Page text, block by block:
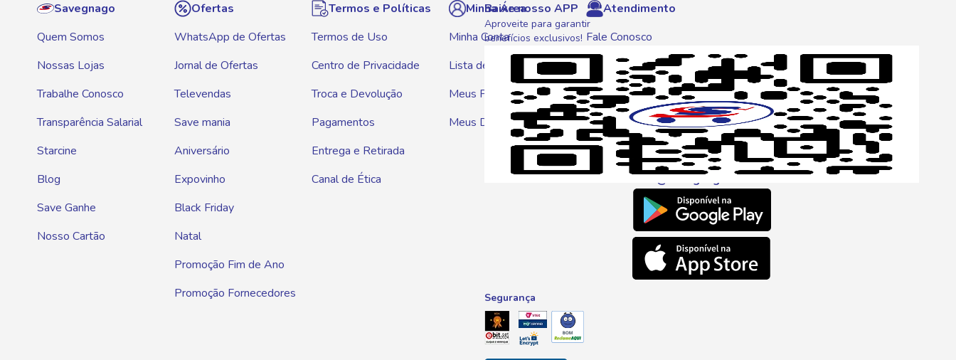
Savegnago
Quem Somos
Nossas Lojas
Trabalhe Conosco
Transparência Salarial
Starcine
Blog
Save Ganhe
Nosso Cartão
Ofertas
WhatsApp de Ofertas
Jornal de Ofertas
Televendas
Save mania
Aniversário
Expovinho
Black Friday
Natal
Promoção Fim de Ano
Promoção Fornecedores
Termos e Políticas
Termos de Uso
Centro de Privacidade
Troca e Devolução
Pagamentos
Entrega e Retirada
Canal de Ética
Minha Área
Minha Conta
Lista de Compras
Meus Pedidos
Meus Descontos
Atendimento
Fale Conosco
WhatsApp
Telefone
0800 016 6680
E-mail
atendimento@savegnago.com.br
Baixe nosso APP
Aproveite para garantir
benefícios exclusivos!
Segurança